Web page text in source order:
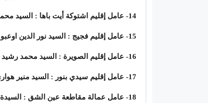
14- عامل إقليم اشتوكة أيت باها : السيد محمد سالم الصبتي
15- عامل إقليم فجيج : السيد نور الدين اوعبو
16- عامل إقليم الصويرة : السيد محمد رشيد
17- عامل إقليم سيدي بنور : السيد منير هواري
18- عامل عمالة مقاطعة عين الشق : السيدة بشرى برادي